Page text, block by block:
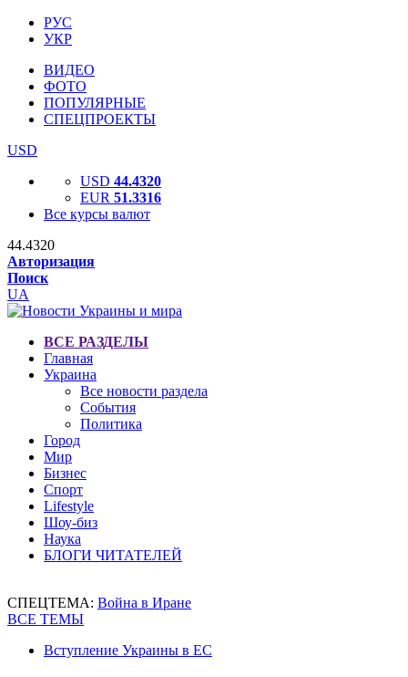
РУС
УКР
ВИДЕО
ФОТО
ПОПУЛЯРНЫЕ
СПЕЦПРОЕКТЫ
USD
USD 44.4320
EUR 51.3316
Все курсы валют
44.4320
Авторизация
Поиск
UA
ВСЕ РАЗДЕЛЫ
Главная
Украина
Все новости раздела
События
Политика
Город
Мир
Бизнес
Спорт
Lifestyle
Шоу-биз
Наука
БЛОГИ ЧИТАТЕЛЕЙ
СПЕЦТЕМА: Война в Иране
ВСЕ ТЕМЫ
Вступление Украины в ЕС